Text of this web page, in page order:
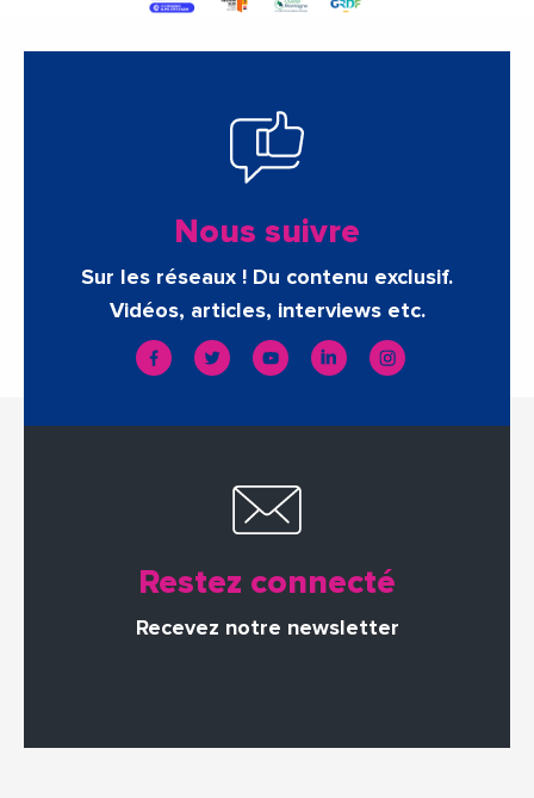
Nous suivre
Sur les réseaux ! Du contenu exclusif.
Vidéos, articles, interviews etc.
Restez connecté
Recevez notre newsletter